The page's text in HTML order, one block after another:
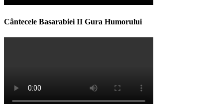
Cântecele Basarabiei II Gura Humorului